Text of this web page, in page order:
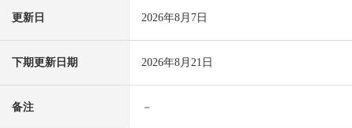
更新日 2026年8月7日
下期更新日期 2026年8月21日
备注 －